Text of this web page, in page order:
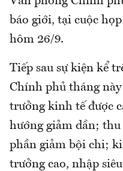
báo giới, tại cuộc
hôm 26/9.
Tiếp sau sự kiện kể
Chính phủ tháng
trưởng kinh tế được
hướng giảm dần; thu
phần giảm bội chi;
trưởng cao, nhập